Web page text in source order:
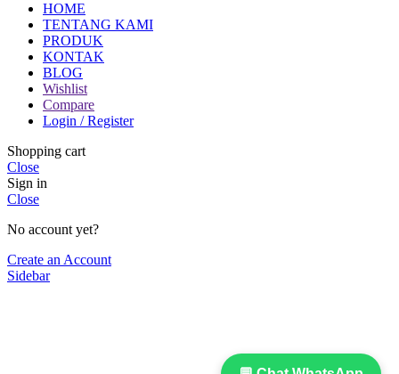
HOME
TENTANG KAMI
PRODUK
KONTAK
BLOG
Wishlist
Compare
Login / Register
Shopping cart
Close
Sign in
Close
No account yet?
Create an Account
Sidebar